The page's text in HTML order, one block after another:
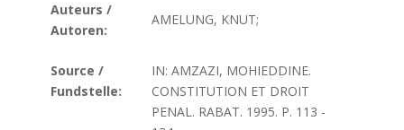
Auteurs /
Autoren:
AMELUNG, KNUT;
Source /
Fundstelle:
IN: AMZAZI, MOHIEDDINE.
CONSTITUTION ET DROIT
PENAL. RABAT. 1995. P. 113 -